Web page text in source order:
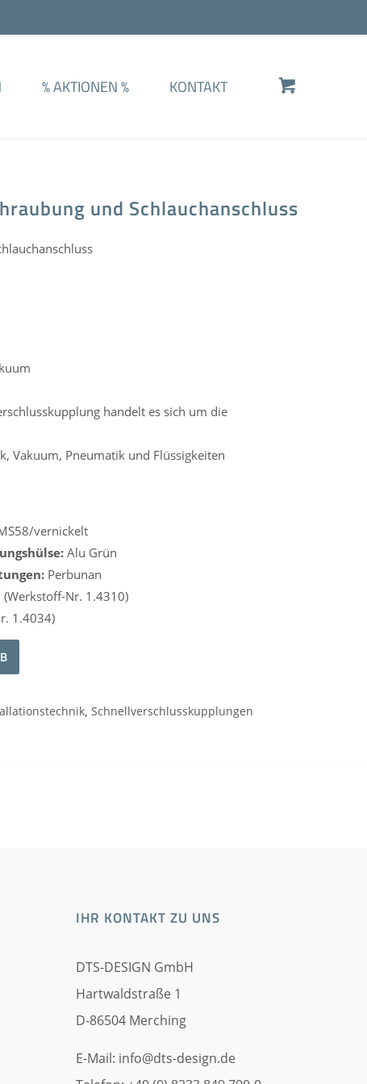
%AKTIONEN% KONTAKT
und Schlauchanschluss
handelt es sich um die
Vakuum, Pneumatik und Flüssigkeiten
vernickelt
Alu Grün
Perbunan
Nr. 1.4310)
1.4034)
, Schnellverschlusskupplungen
IHR KONTAKT ZU UNS
DTS-DESIGN GmbH
Hartwaldstraße 1
D-86504 Merching
E-Mail: info@dts-design.de